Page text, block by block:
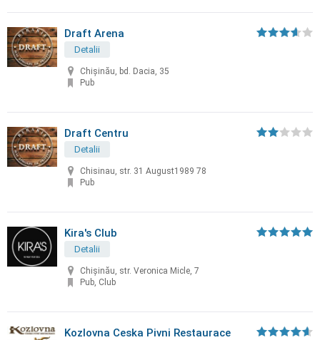
Draft Arena
Detalii
Chișinău, bd. Dacia, 35
Pub
Draft Centru
Detalii
Chisinau, str. 31 August1989 78
Pub
Kira's Club
Detalii
Chişinău, str. Veronica Micle, 7
Pub, Club
Kozlovna Ceska Pivni Restaurace